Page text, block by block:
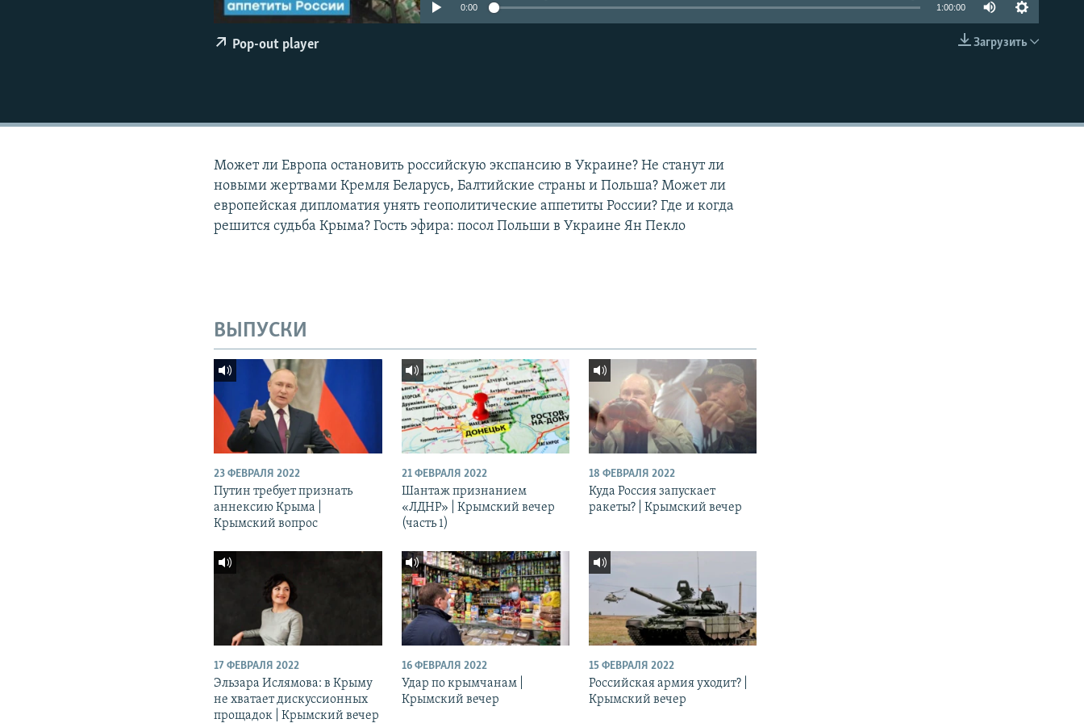
EMBED
0:00 1:00:00
Загрузить
Pop-out player
Может ли Европа остановить российскую экспансию в Украине? Не станут ли
новыми жертвами Кремля Беларусь, Балтийские страны и Польша? Может ли
европейская дипломатия унять геополитические аппетиты России? Где и когда
решится судьба Крыма? Гость эфира: посол Польши в Украине Ян Пекло
ВЫПУСКИ
23 ФЕВРАЛЯ 2022
Путин требует признать
аннексию Крыма |
Крымский вопрос
21 ФЕВРАЛЯ 2022
Шантаж признанием
«ЛДНР» | Крымский вечер
(часть 1)
18 ФЕВРАЛЯ 2022
Куда Россия запускает
ракеты? | Крымский вечер
17 ФЕВРАЛЯ 2022
Эльзара Ислямова: в Крыму
не хватает дискуссионных
прощадок | Крымский вечер
16 ФЕВРАЛЯ 2022
Удар по крымчанам |
Крымский вечер
15 ФЕВРАЛЯ 2022
Российская армия уходит? |
Крымский вечер